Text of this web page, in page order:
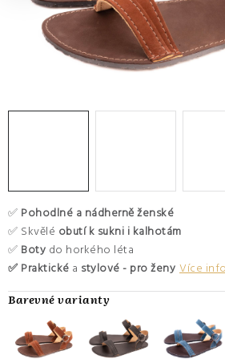
O nás Hodnocení obchodu
Moje
Výměna a vrácení zboží
Kontakty
✅ Pohodlné a nádherně ženské
✅ Skvělé obutí k sukni i kalhotám
✅ Boty do horkého léta
✅ Praktické a stylové - pro ženy Více